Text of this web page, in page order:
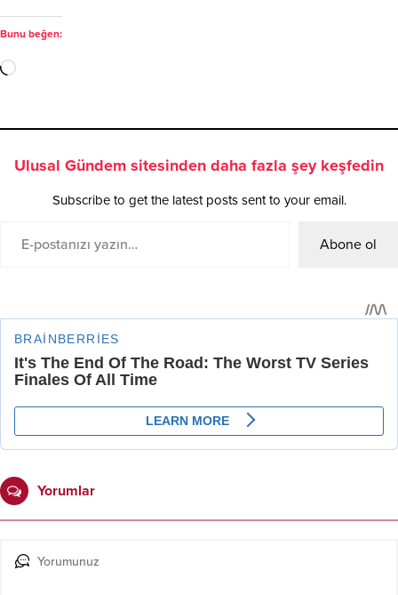
Bunu beğen:
Ulusal Gündem sitesinden daha fazla şey keşfedin
Subscribe to get the latest posts sent to your email.
Abone ol
Yorumlar